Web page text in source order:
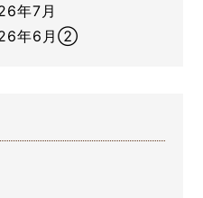
年7月
年6月②